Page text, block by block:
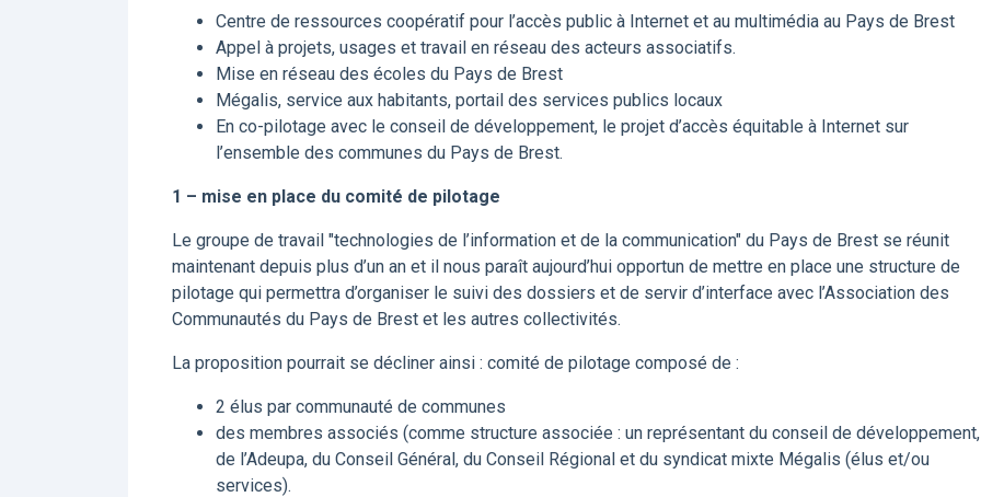
Centre de ressources coopératif pour l’accès public à Internet et au multimédia au Pays de Brest
Appel à projets, usages et travail en réseau des acteurs associatifs.
Mise en réseau des écoles du Pays de Brest
Mégalis, service aux habitants, portail des services publics locaux
En co-pilotage avec le conseil de développement, le projet d’accès équitable à Internet sur
l’ensemble des communes du Pays de Brest.
1 – mise en place du comité de pilotage
Le groupe de travail "technologies de l’information et de la communication" du Pays de Brest se réunit
maintenant depuis plus d’un an et il nous paraît aujourd’hui opportun de mettre en place une structure de
pilotage qui permettra d’organiser le suivi des dossiers et de servir d’interface avec l’Association des
Communautés du Pays de Brest et les autres collectivités.
La proposition pourrait se décliner ainsi : comité de pilotage composé de :
2 élus par communauté de communes
des membres associés (comme structure associée : un représentant du conseil de développement,
de l’Adeupa, du Conseil Général, du Conseil Régional et du syndicat mixte Mégalis (élus et/ou
services).